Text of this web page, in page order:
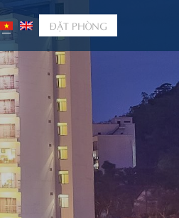
ĐẶT PHÒNG